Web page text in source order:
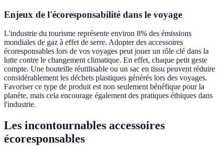
Enjeux de l'écoresponsabilité dans le voyage
L'industrie du tourisme représente environ 8% des émissions
mondiales de gaz à effet de serre. Adopter des accessoires
écoresponsables lors de vos voyages peut jouer un rôle clé dans la
lutte contre le changement climatique. En effet, chaque petit geste
compte. Une bouteille réutilisable ou un sac en tissu peuvent réduire
considérablement les déchets plastiques générés lors des voyages.
Favoriser ce type de produit est non seulement bénéfique pour la
planète, mais cela encourage également des pratiques éthiques dans
l'industrie.
Les incontournables accessoires
écoresponsables